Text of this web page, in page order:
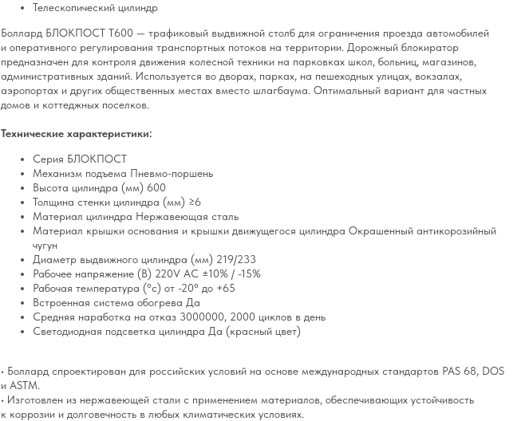
Телескопический цилиндр
Боллард БЛОКПОСТ Т600 — трафиковый выдвижной столб для ограничения проезда автомобилей
и оперативного регулирования транспортных потоков на территории. Дорожный блокиратор
предназначен для контроля движения колесной техники на парковках школ, больниц, магазинов,
административных зданий. Используется во дворах, парках, на пешеходных улицах, вокзалах,
аэропортах и других общественных местах вместо шлагбаума. Оптимальный вариант для частных
домов и коттеджных поселков.
Технические характеристики:
Серия БЛОКПОСТ
Механизм подъема Пневмо-поршень
Высота цилиндра (мм) 600
Толщина стенки цилиндра (мм) ≥6
Материал цилиндра Нержавеющая сталь
Материал крышки основания и крышки движущегося цилиндра Окрашенный антикорозийный
чугун
Диаметр выдвижного цилиндра (мм) 219/233
Рабочее напряжение (В) 220V AC ±10% / -15%
Рабочая температура (°c) от -20° до +65
Встроенная система обогрева Да
Средняя наработка на отказ 3000000, 2000 циклов в день
Светодиодная подсветка цилиндра Да (красный цвет)
• Боллард спроектирован для российских условий на основе международных стандартов PAS 68, DOS
и ASTM.
• Изготовлен из нержавеющей стали с применением материалов, обеспечивающих устойчивость
к коррозии и долговечность в любых климатических условиях.